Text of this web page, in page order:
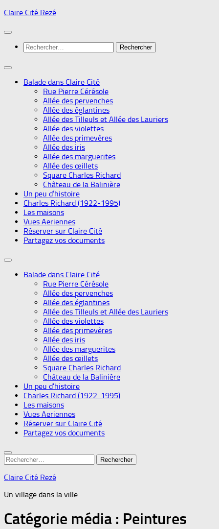
Skip
content
Claire Cité Rezé
Rechercher :
Balade dans Claire Cité
Rue Pierre Cérésole
Allée des pervenches
Allée des églantines
Allée des Tilleuls et Allée des Lauriers
Allée des violettes
Allée des primevères
Allée des iris
Allée des marguerites
Allée des œillets
Square Charles Richard
Château de la Balinière
Un peu d’histoire
Charles Richard (1922-1995)
Les maisons
Vues Aeriennes
Réserver sur Claire Cité
Partagez vos documents
Balade dans Claire Cité
Rue Pierre Cérésole
Allée des pervenches
Allée des églantines
Allée des Tilleuls et Allée des Lauriers
Allée des violettes
Allée des primevères
Allée des iris
Allée des marguerites
Allée des œillets
Square Charles Richard
Château de la Balinière
Un peu d’histoire
Charles Richard (1922-1995)
Les maisons
Vues Aeriennes
Réserver sur Claire Cité
Partagez vos documents
Rechercher :
Claire Cité Rezé
Un village dans la ville
Catégorie média : Peintures